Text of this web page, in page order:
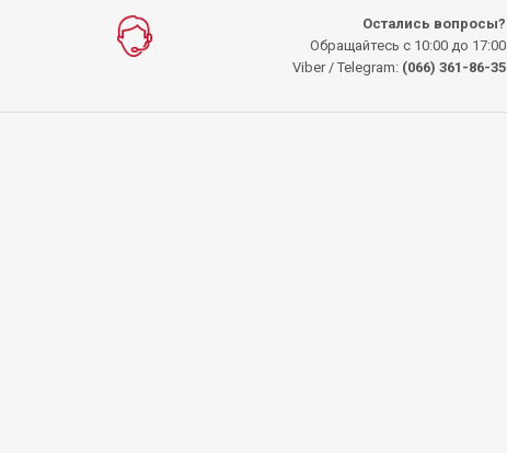
Остались вопросы?
Обращайтесь с 10:00 до 17:00
Viber / Telegram: (066) 361-86-35